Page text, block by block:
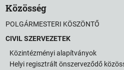
Közösség
POLGÁRMESTERI KÖSZÖNTŐ
CIVIL SZERVEZETEK
Közintézményi alapítványok
Helyi regisztrált önszerveződő